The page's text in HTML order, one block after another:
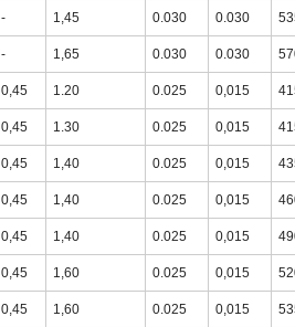
- 1,45 0.030 0.030
- 1,65 0.030 0.030
0,45 1.20 0.025 0,015
0,45 1.30 0.025 0,015
0,45 1,40 0.025 0,015
0,45 1,40 0.025 0,015
0,45 1,40 0.025 0,015
0,45 1,60 0.025 0,015
0,45 1,60 0.025 0,015